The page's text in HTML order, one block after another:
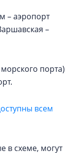
– аэропорт
–
порта)
всем
в схеме, могут